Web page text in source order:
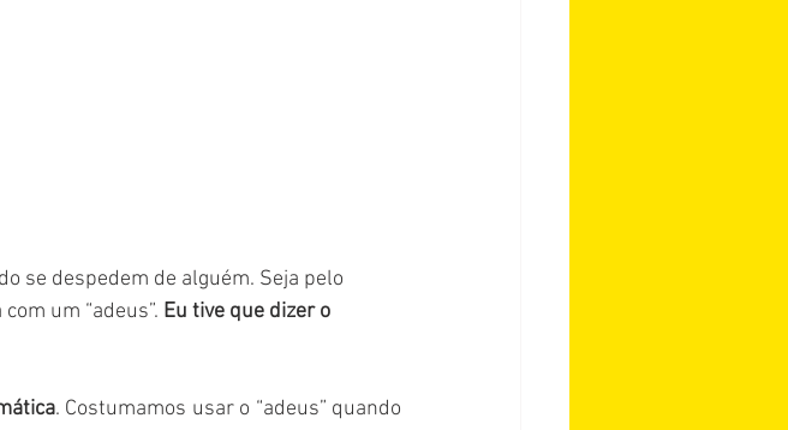
se despedem de alguém. Seja pelo
um “adeus”. Eu tive que dizer o
. Costumamos usar o “adeus” quando